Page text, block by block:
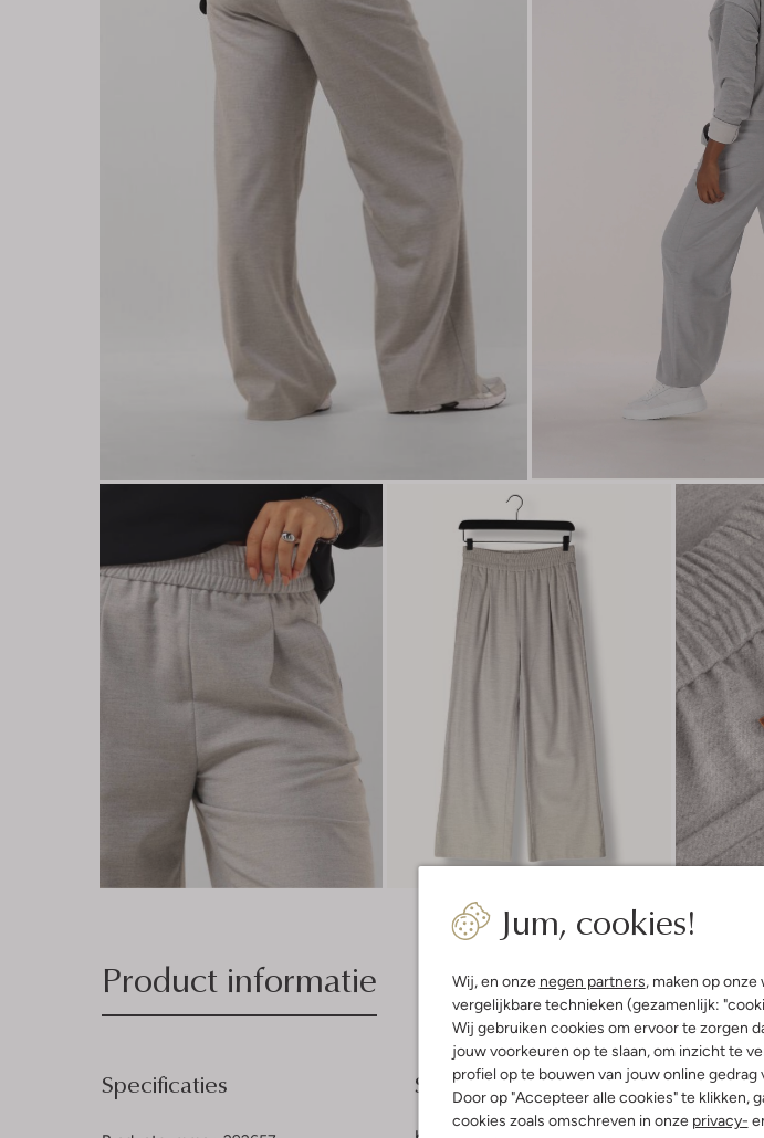
Jum, cookies!
Wij, en onze negen partners, maken op
vergelijkbare technieken (gezamenlijk:
Wij gebruiken cookies om ervoor te zorgen
jouw voorkeuren op te slaan, om inzicht te
profiel op te bouwen van jouw online
Door op "Accepteer alle cookies" te klikken,
cookies zoals omschreven in onze privacy-
Product informatie Bezorgen &
Specificaties Samenstelling & Pasvorm